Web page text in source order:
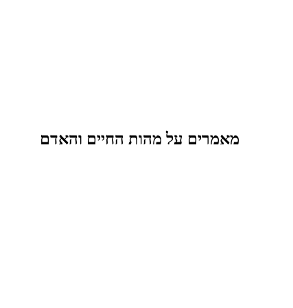
מאמרים על מהות החיים והאדם